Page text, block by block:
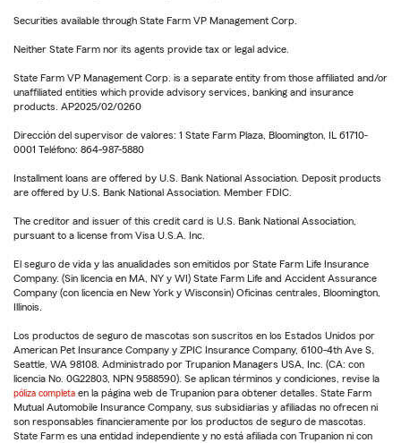
Securities available through State Farm VP Management Corp.
Neither State Farm nor its agents provide tax or legal advice.
State Farm VP Management Corp. is a separate entity from those affiliated and/or
unaffiliated entities which provide advisory services, banking and insurance
products. AP2025/02/0260
Dirección del supervisor de valores: 1 State Farm Plaza, Bloomington, IL 61710-
0001 Teléfono: 864-987-5880
Installment loans are offered by U.S. Bank National Association. Deposit products
are offered by U.S. Bank National Association. Member FDIC.
The creditor and issuer of this credit card is U.S. Bank National Association,
pursuant to a license from Visa U.S.A. Inc.
El seguro de vida y las anualidades son emitidos por State Farm Life Insurance
Company. (Sin licencia en MA, NY y WI) State Farm Life and Accident Assurance
Company (con licencia en New York y Wisconsin) Oficinas centrales, Bloomington,
Illinois.
Los productos de seguro de mascotas son suscritos en los Estados Unidos por
American Pet Insurance Company y ZPIC Insurance Company, 6100-4th Ave S,
Seattle, WA 98108. Administrado por Trupanion Managers USA, Inc. (CA: con
licencia No. 0G22803, NPN 9588590). Se aplican términos y condiciones, revise la
póliza completa en la página web de Trupanion para obtener detalles. State Farm
Mutual Automobile Insurance Company, sus subsidiarias y afiliadas no ofrecen ni
son responsables financieramente por los productos de seguro de mascotas.
State Farm es una entidad independiente y no está afiliada con Trupanion ni con